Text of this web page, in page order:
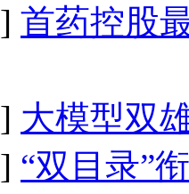
] 首药控股
] 大模型双
] “双目录”